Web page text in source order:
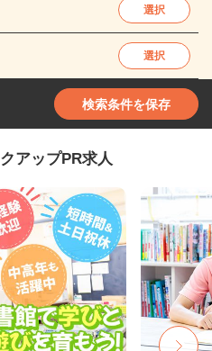
選択
選択
検索条件を保存
アップPR求人